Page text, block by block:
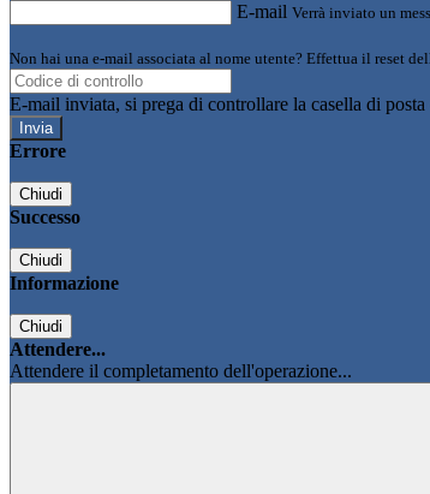
E-mail Verrà inviato un
Non hai una e-mail associata al nome utente? Effettua il reset
E-mail inviata, si prega di controllare la casella di posta
Errore
Chiudi
Successo
Chiudi
Informazione
Chiudi
Attendere...
Attendere il completamento dell'operazione...